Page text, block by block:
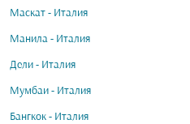
Маскат - Италия
Манила - Италия
Дели - Италия
Мумбаи - Италия
Бангкок - Италия